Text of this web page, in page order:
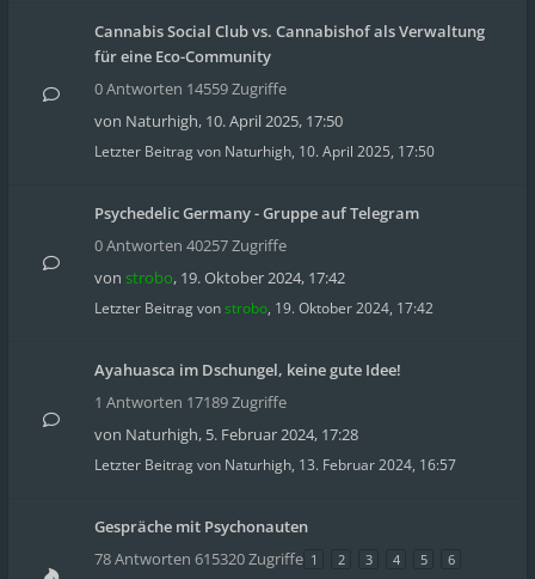
Cannabis Social Club vs. Cannabishof als Verwaltung
für eine Eco-Community
0 Antworten 14559 Zugriffe
von Naturhigh, 10. April 2025, 17:50
Letzter Beitrag von Naturhigh, 10. April 2025, 17:50
Psychedelic Germany - Gruppe auf Telegram
0 Antworten 40257 Zugriffe
von strobo, 19. Oktober 2024, 17:42
Letzter Beitrag vonstrobo, 19. Oktober 2024, 17:42
Ayahuasca im Dschungel, keine gute Idee!
1 Antworten 17189 Zugriffe
von Naturhigh, 5. Februar 2024, 17:28
Letzter Beitrag von Naturhigh, 13. Februar 2024, 16:57
Gespräche mit Psychonauten
78 Antworten 615320 Zugriffe 1 2 3 4 5 6